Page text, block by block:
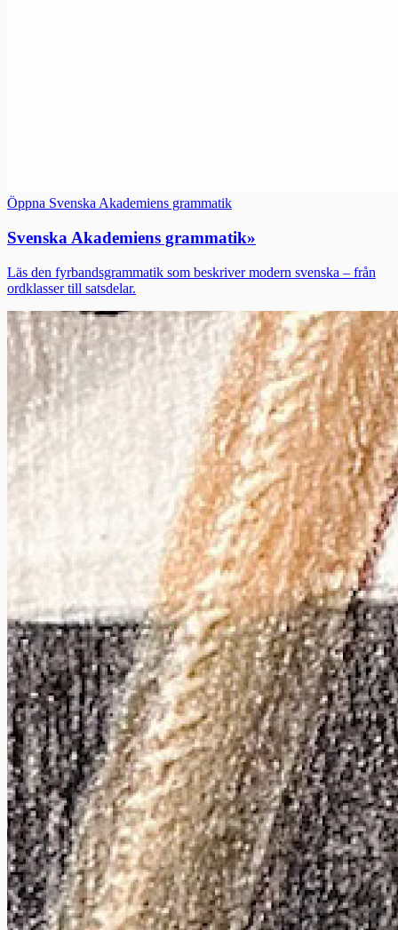
Öppna Svenska Akademiens grammatik
Svenska Akademiens grammatik»
Läs den fyrbandsgrammatik som beskriver modern svenska – från
ordklasser till satsdelar.